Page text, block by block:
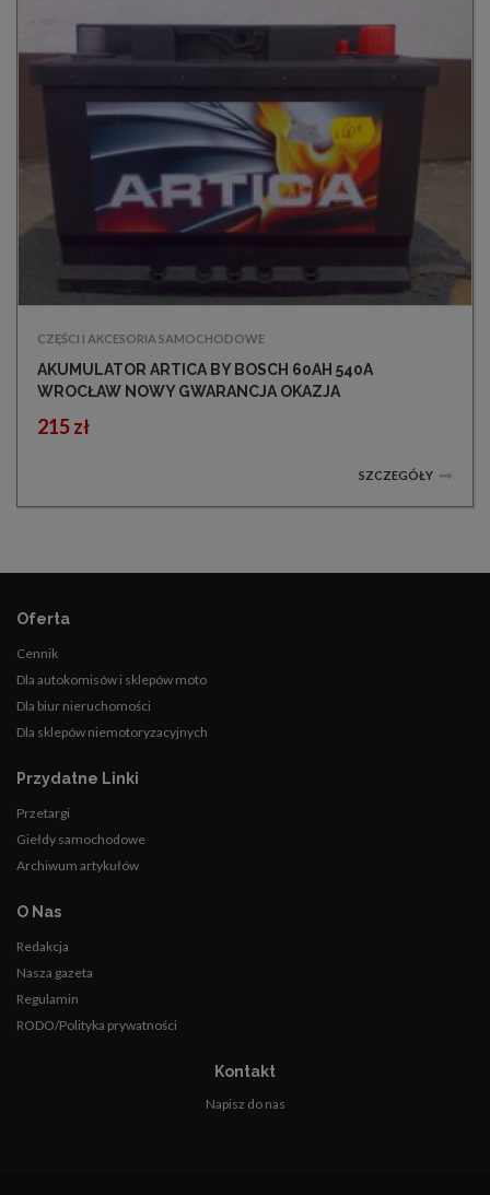
CZĘŚCI I AKCESORIA SAMOCHODOWE
AKUMULATOR ARTICA BY BOSCH 60AH 540A
WROCŁAW NOWY GWARANCJA OKAZJA
215 zł
SZCZEGÓŁY
Oferta
Cennik
Dla autokomisów i sklepów moto
Dla biur nieruchomości
Dla sklepów niemotoryzacyjnych
Przydatne Linki
Przetargi
Giełdy samochodowe
Archiwum artykułów
O Nas
Redakcja
Nasza gazeta
Regulamin
RODO/Polityka prywatności
Kontakt
Napisz do nas